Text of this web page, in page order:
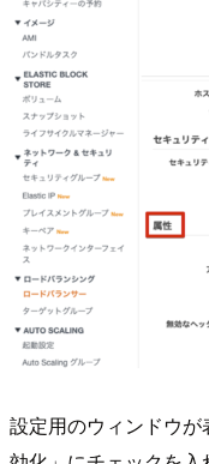
設定用のウィンドウ